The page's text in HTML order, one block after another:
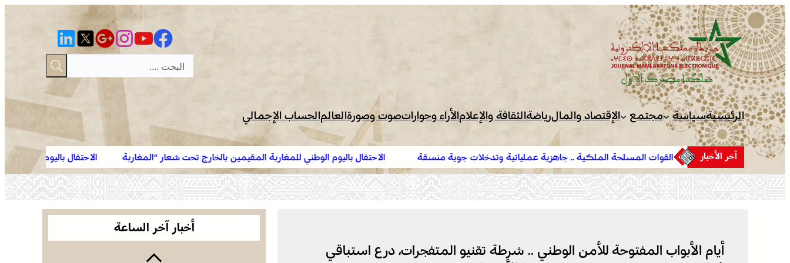
تخطى
إلى
المحتوى
الرئيسيةسياسة مجتمع الإقتصاد والمالرياضةالثقافة والإعلامالأراء وحواراتصوت وصورةالعالمالحساب الإجمالي
آخر الأخبار
القوات المسلحة الملكية .. جاهزية عملياتية وتدخلات جوية منسقة
لمكافحة حرائق الغابات
الاحتفال باليوم الوطني للمغاربة المقيمين بالخارج تحت شعار “المغاربة
المقيمون بالخارج في خدمة أوراش المغرب 2030”
الاحتفال باليوم الوطني للمغاربة المقيمين
المقيمون بالخارج في خدمة أوراش المغرب 2030”
أيام الأبواب المفتوحة للأمن الوطني .. شرطة تقنيو المتفجرات، درع استباقي
أخبار آخر الساعة
العرائش .. تخليد الذكرى الـ 448 لمعركة وادي
المخازن
جوية منسقة لمكافحة حرائق الغابات
الاحتفال باليوم الوطني للمغاربة المقيمين بالخارج تحت
شعار “المغاربة المقيمون بالخارج في خدمة أوراش